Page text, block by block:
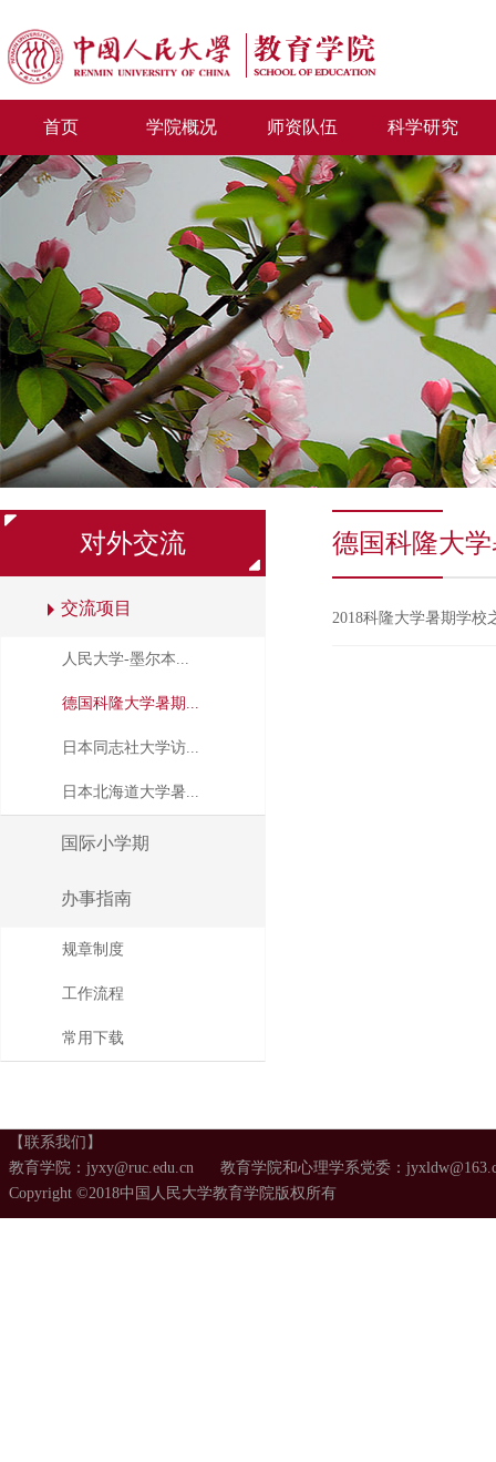
首页 学院概况 师资队伍 科学研究
对外交流
交流项目
人民大学-墨尔本...
德国科隆大学暑期...
日本同志社大学访...
日本北海道大学暑...
国际小学期
办事指南
规章制度
工作流程
常用下载
德国科隆大
2018科隆大学暑期学校
【联系我们】
教育学院：jyxy@ruc.edu.cn 教育学院和心理学系党委：
Copyright ©2018中国人民大学教育学院版权所有